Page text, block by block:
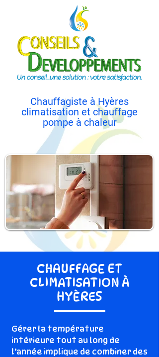
Chauffagiste à Hyères
climatisation et chauffage
pompe à chaleur
CHAUFFAGE ET
CLIMATISATION À
HYÈRES
Gérer la température
intérieure tout au long de
l’année implique de combiner des